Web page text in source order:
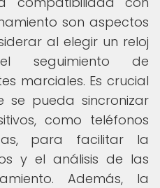
son aspectos
al elegir un reloj
seguimiento de
marciales. Es crucial
se pueda sincronizar
como teléfonos
para facilitar la
y el análisis de las
Además, la